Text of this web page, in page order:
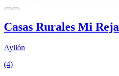
Casas Rurales Mi Reja
Ayllón
(4)